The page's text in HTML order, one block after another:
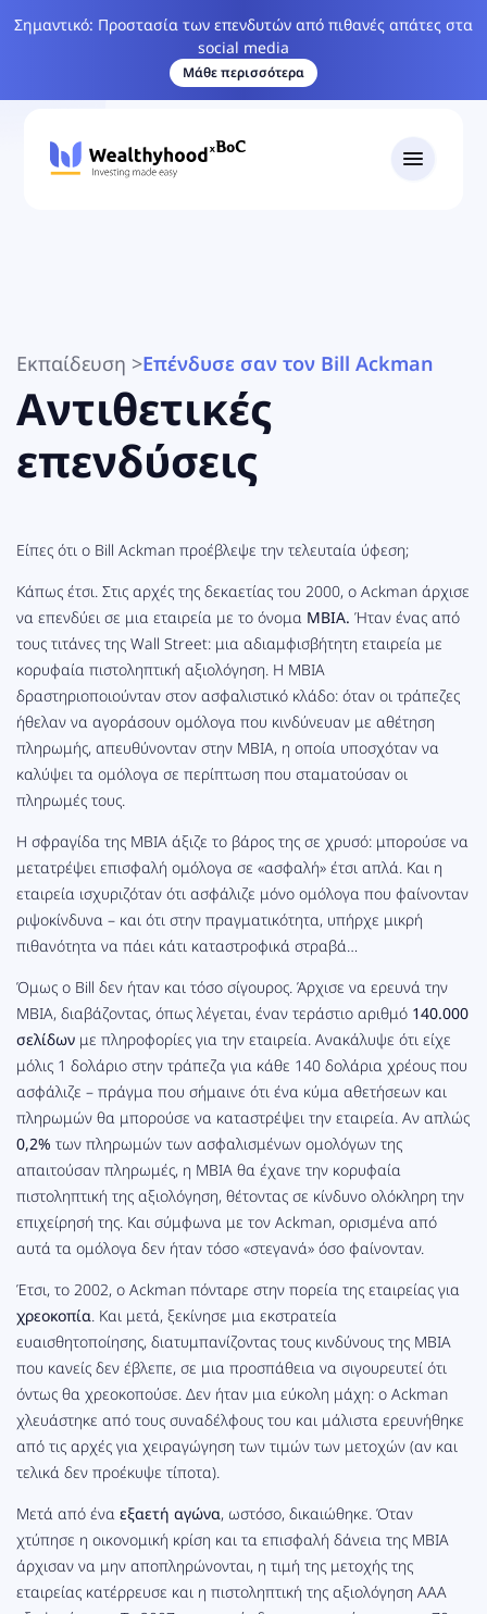
Σημαντικό: Προστασία των επενδυτών από πιθανές απάτες στα
social media
Μάθε περισσότερα
Εκπαίδευση >Επένδυσε σαν τον Bill Ackman
Αντιθετικές
επενδύσεις
Είπες ότι ο Bill Ackman προέβλεψε την τελευταία ύφεση;
Κάπως έτσι. Στις αρχές της δεκαετίας του 2000, ο Ackman άρχισε
να επενδύει σε μια εταιρεία με το όνομα MBIA. Ήταν ένας από
τους τιτάνες της Wall Street: μια αδιαμφισβήτητη εταιρεία με
κορυφαία πιστοληπτική αξιολόγηση. Η MBIA
δραστηριοποιούνταν στον ασφαλιστικό κλάδο: όταν οι τράπεζες
ήθελαν να αγοράσουν ομόλογα που κινδύνευαν με αθέτηση
πληρωμής, απευθύνονταν στην MBIA, η οποία υποσχόταν να
καλύψει τα ομόλογα σε περίπτωση που σταματούσαν οι
πληρωμές τους.
Η σφραγίδα της MBIA άξιζε το βάρος της σε χρυσό: μπορούσε να
μετατρέψει επισφαλή ομόλογα σε «ασφαλή» έτσι απλά. Και η
εταιρεία ισχυριζόταν ότι ασφάλιζε μόνο ομόλογα που φαίνονταν
ριψοκίνδυνα – και ότι στην πραγματικότητα, υπήρχε μικρή
πιθανότητα να πάει κάτι καταστροφικά στραβά…
Όμως ο Bill δεν ήταν και τόσο σίγουρος. Άρχισε να ερευνά την
MBIA, διαβάζοντας, όπως λέγεται, έναν τεράστιο αριθμό 140.000
σελίδων με πληροφορίες για την εταιρεία. Ανακάλυψε ότι είχε
μόλις 1 δολάριο στην τράπεζα για κάθε 140 δολάρια χρέους που
ασφάλιζε – πράγμα που σήμαινε ότι ένα κύμα αθετήσεων και
πληρωμών θα μπορούσε να καταστρέψει την εταιρεία. Αν απλώς
0,2% των πληρωμών των ασφαλισμένων ομολόγων της
απαιτούσαν πληρωμές, η MBIA θα έχανε την κορυφαία
πιστοληπτική της αξιολόγηση, θέτοντας σε κίνδυνο ολόκληρη την
επιχείρησή της. Και σύμφωνα με τον Ackman, ορισμένα από
αυτά τα ομόλογα δεν ήταν τόσο «στεγανά» όσο φαίνονταν.
Έτσι, το 2002, ο Ackman πόνταρε στην πορεία της εταιρείας για
χρεοκοπία. Και μετά, ξεκίνησε μια εκστρατεία
ευαισθητοποίησης, διατυμπανίζοντας τους κινδύνους της MBIA
που κανείς δεν έβλεπε, σε μια προσπάθεια να σιγουρευτεί ότι
όντως θα χρεοκοπούσε. Δεν ήταν μια εύκολη μάχη: ο Ackman
χλευάστηκε από τους συναδέλφους του και μάλιστα ερευνήθηκε
από τις αρχές για χειραγώγηση των τιμών των μετοχών (αν και
τελικά δεν προέκυψε τίποτα).
Μετά από ένα εξαετή αγώνα, ωστόσο, δικαιώθηκε. Όταν
χτύπησε η οικονομική κρίση και τα επισφαλή δάνεια της MBIA
άρχισαν να μην αποπληρώνονται, η τιμή της μετοχής της
εταιρείας κατέρρευσε και η πιστοληπτική της αξιολόγηση ΑΑΑ